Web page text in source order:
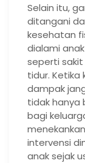
Selain itu,
ditangani
kesehatan
dialami
seperti
tidur.
dampak
tidak hanya
bagi
intervensi
anak sejak